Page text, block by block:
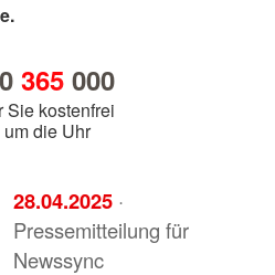
365000
Sie kostenfrei
um die Uhr
28.04.2025 ·
Pressemitteilung für
Newssync